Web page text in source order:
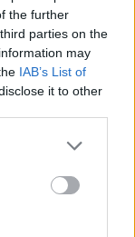
the further
parties on the
may
IAB’s List of
it to other
βραβεία
Σοπότ και
με το